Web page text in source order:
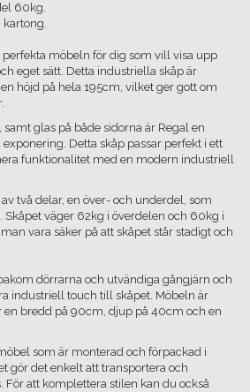
60kg.
kartong.
möbeln för dig som vill visa upp
eget sätt. Detta industriella skåp är
höjd på hela 195cm, vilket ger gott om
glas på både sidorna är Regal en
Detta skåp passar perfekt i ett
funktionalitet med en modern industriell
två delar, en över- och underdel, som
Skåpet väger 62kg i överdelen och 60kg i
vara säker på att skåpet står stadigt och
dörrarna och utvändiga gångjärn och
industriell touch till skåpet. Möbeln är
bredd på 90cm, djup på 40cm och en
som är monterad och förpackad i
gör det enkelt att transportera och
För att komplettera stilen kan du också